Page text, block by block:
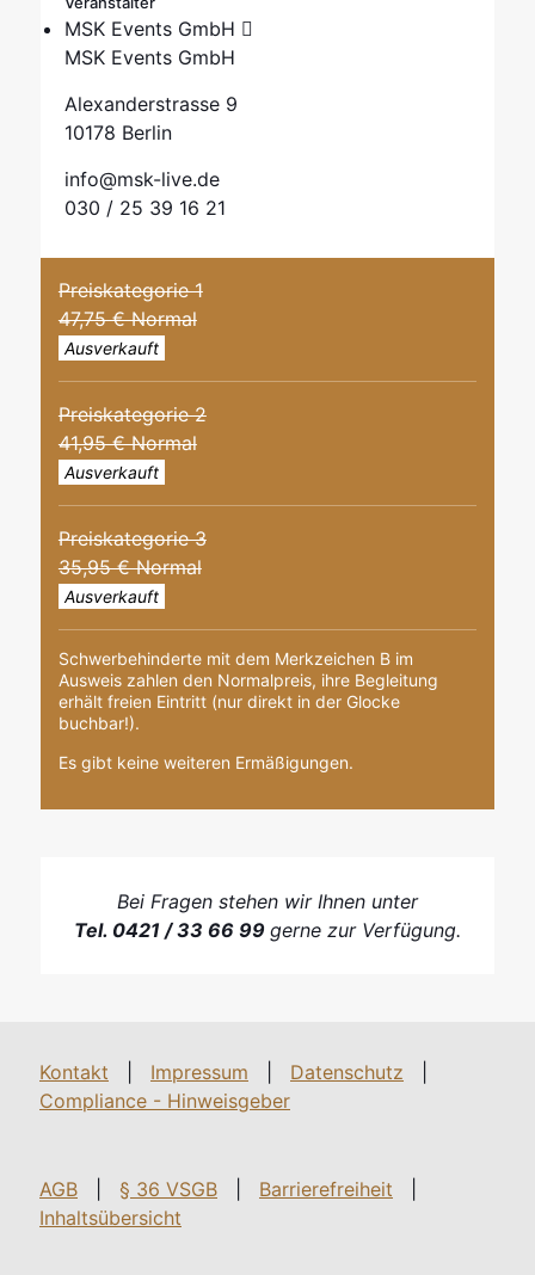
MSK Events GmbH
MSK Events GmbH
Alexanderstrasse 9
10178 Berlin
info@msk-live.de
030 / 25 39 16 21
Preiskategorie 1
47,75 € Normal
Ausverkauft
Preiskategorie 2
41,95 € Normal
Ausverkauft
Preiskategorie 3
35,95 € Normal
Ausverkauft
Schwerbehinderte mit dem Merkzeichen B im
Ausweis zahlen den Normalpreis, ihre Begleitung
erhält freien Eintritt (nur direkt in der Glocke
buchbar!).
Es gibt keine weiteren Ermäßigungen.
Bei Fragen stehen wir Ihnen unter
Tel. 0421 / 33 66 99 gerne zur Verfügung.
Kontakt Impressum Datenschutz
Compliance - Hinweisgeber
AGB § 36 VSGB Barrierefreiheit
Inhaltsübersicht